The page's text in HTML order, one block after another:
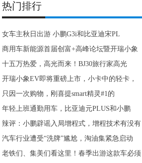
热门排行
女车主秋日出游 小鹏G3i和比亚迪宋PL
商用车新能源首届创富+高峰论坛暨开瑞小象
十五万热爱，高光而来！BJ30旅行家高光
开瑞小象EV即将重磅上市，小卡中的轻卡，
只因一次购物，刚喜提smart精灵#1的
年轻上班通勤用车，比亚迪元PLUS和小鹏
辣评：小鹏辟谣入局增程式，增程技术有没有
汽车行业遭受“洗牌”尴尬，淘油集紧急启动
老铁们、集美们看这里！春季出游这款车必须